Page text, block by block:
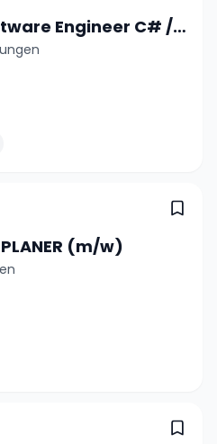
Full Stack Software Engineer C# / .NET / React (a) 80-100%
(m/w)